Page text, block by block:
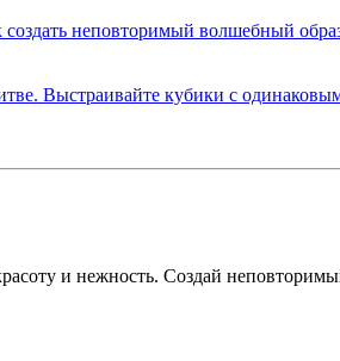
и нежность. Создай